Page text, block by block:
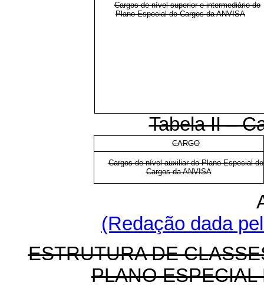
Cargos de nível superior e intermediário do
Plano Especial de Cargos da ANVISA
Tabela II –
CARGO
Cargos de nível auxiliar do Plano Especial de
Cargos da ANVISA
(Redação dada
ESTRUTURA DE
PLANO